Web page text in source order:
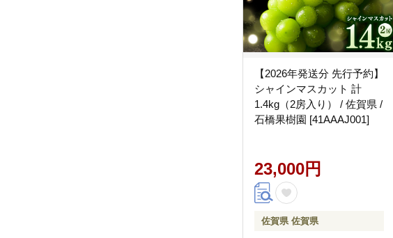
【2026年発送分 先行予約】
シャインマスカット 計
1.4kg（2房入り） / 佐賀県 /
石橋果樹園 [41AAAJ001]
23,000円
佐賀県 佐賀県